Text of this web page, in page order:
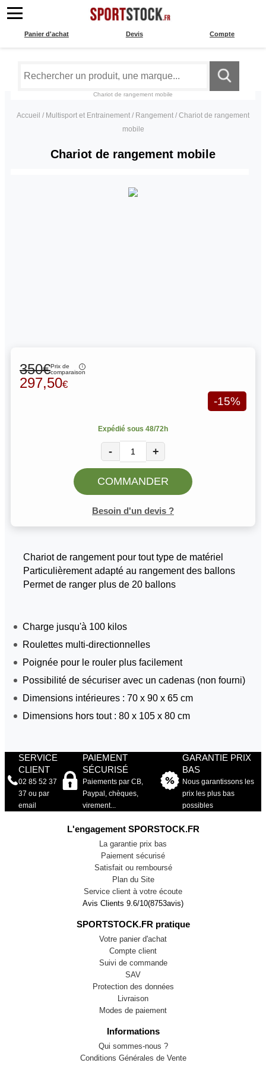
Compte
Devis
Panier d'achat
Chariot de rangement mobile
Accueil / Multisport et Entrainement / Rangement / Chariot de rangement
mobile
Chariot de rangement mobile
350€Prix de
comparaison
297,50€
-15%
Expédié sous 48/72h
- +
COMMANDER
Besoin d'un devis ?
Chariot de rangement pour tout type de matériel
Particulièrement adapté au rangement des ballons
Permet de ranger plus de 20 ballons
Charge jusqu'à 100 kilos
Roulettes multi-directionnelles
Poignée pour le rouler plus facilement
Possibilité de sécuriser avec un cadenas (non fourni)
Dimensions intérieures : 70 x 90 x 65 cm
Dimensions hors tout : 80 x 105 x 80 cm
SERVICE
CLIENT
02 85 52 37
37 ou par
email
PAIEMENT
SÉCURISÉ
Paiements par CB,
Paypal, chèques,
virement...
GARANTIE PRIX
BAS
Nous garantissons les
prix les plus bas
possibles
L'engagement SPORSTOCK.FR
La garantie prix bas
Paiement sécurisé
Satisfait ou remboursé
Plan du Site
Service client à votre écoute
Avis Clients 9.6/10(8753avis)
SPORTSTOCK.FR pratique
Votre panier d'achat
Compte client
Suivi de commande
SAV
Protection des données
Livraison
Modes de paiement
Informations
Qui sommes-nous ?
Conditions Générales de Vente